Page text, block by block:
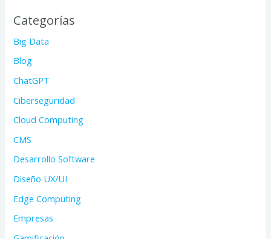
Categorías
Big Data
Blog
ChatGPT
Ciberseguridad
Cloud Computing
CMS
Desarrollo Software
Diseño UX/UI
Edge Computing
Empresas